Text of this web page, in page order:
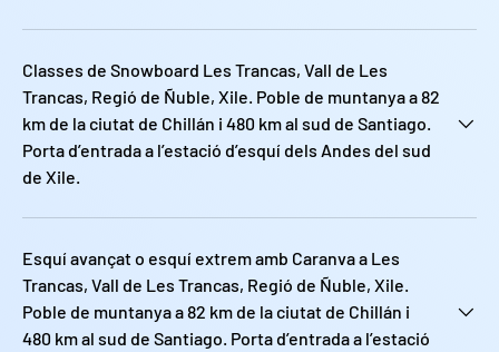
Classes de Snowboard Les Trancas, Vall de Les
Trancas, Regió de Ñuble, Xile. Poble de muntanya a 82
km de la ciutat de Chillán i 480 km al sud de Santiago.
Porta d’entrada a l’estació d’esquí dels Andes del sud
de Xile.
Esquí avançat o esquí extrem amb Caranva a Les
Trancas, Vall de Les Trancas, Regió de Ñuble, Xile.
Poble de muntanya a 82 km de la ciutat de Chillán i
480 km al sud de Santiago. Porta d’entrada a l’estació